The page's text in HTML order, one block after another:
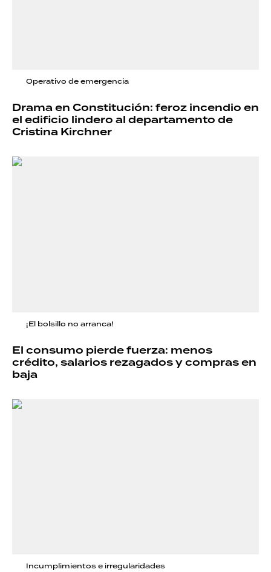
Operativo de emergencia
Drama en Constitución: feroz incendio en
el edificio lindero al departamento de
Cristina Kirchner
¡El bolsillo no arranca!
El consumo pierde fuerza: menos
crédito, salarios rezagados y compras en
baja
Incumplimientos e irregularidades